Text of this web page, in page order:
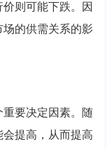
则可能下跌。因
的供需关系的影
要决定因素。随
提高，从而提高